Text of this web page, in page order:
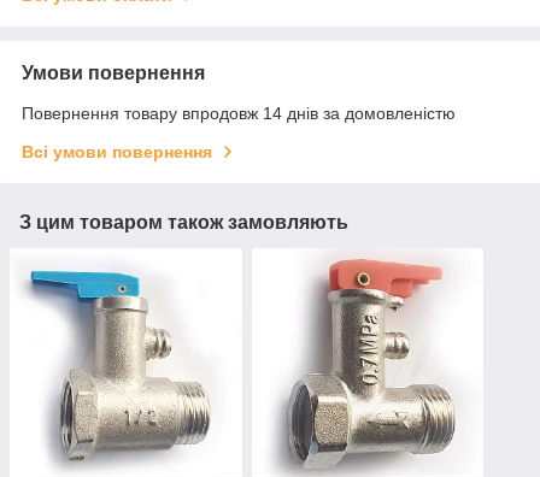
Умови повернення
Повернення товару впродовж 14 днів за домовленістю
Всі умови повернення
З цим товаром також замовляють